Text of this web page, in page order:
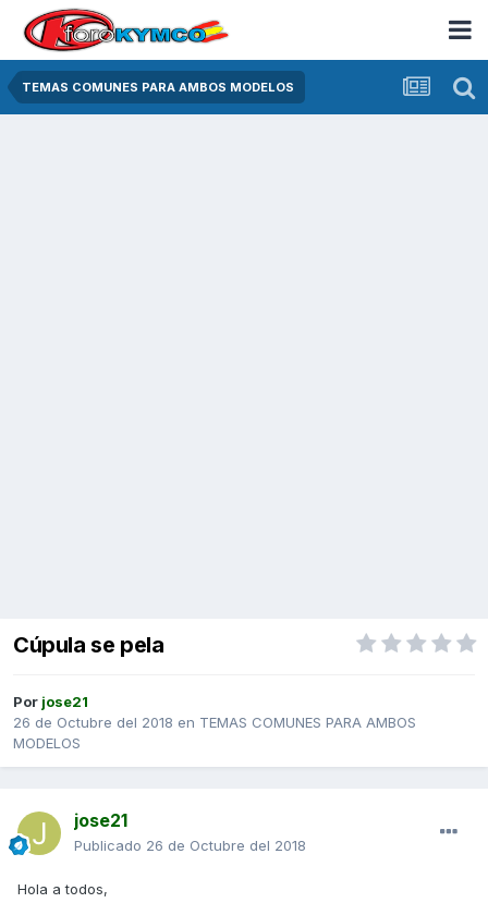
TEMAS COMUNES PARA AMBOS MODELOS
Cúpula se pela
Por jose21
26 de Octubre del 2018 en TEMAS COMUNES PARA AMBOS
MODELOS
jose21
Publicado 26 de Octubre del 2018
Hola a todos,